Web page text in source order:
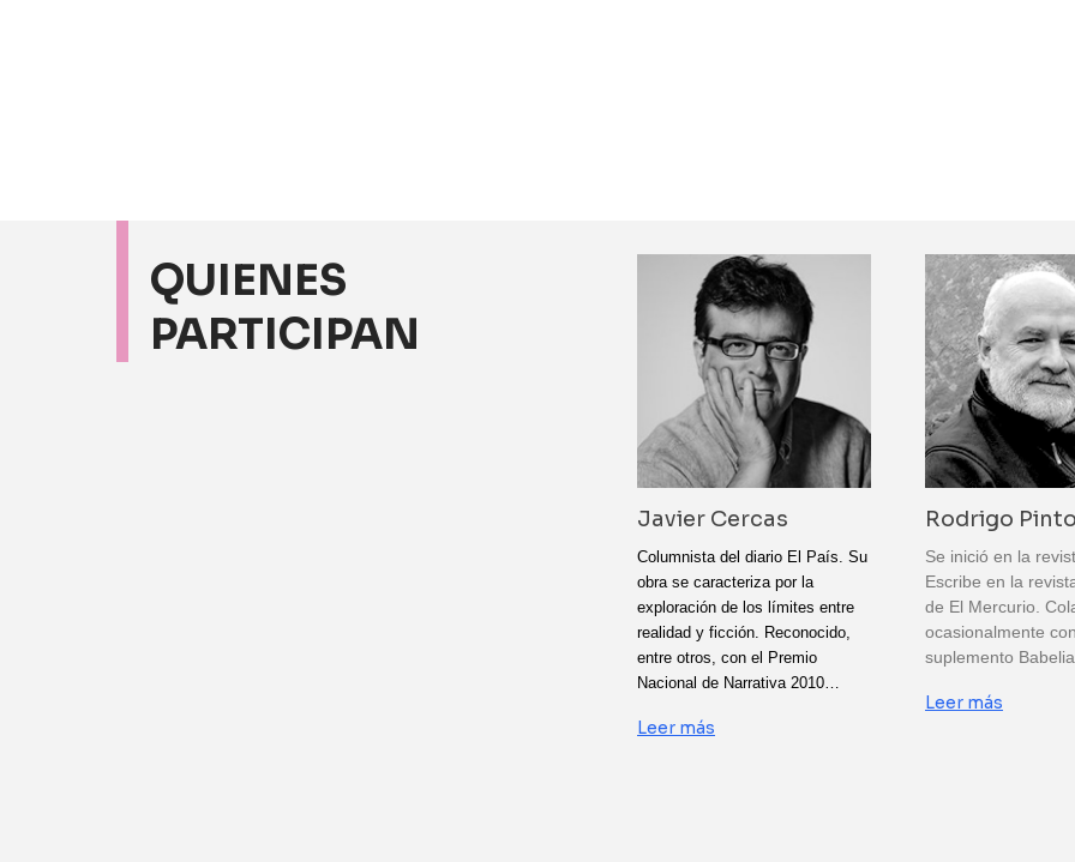
QUIENES
PARTICIPAN
Javier Cercas
Columnista del diario El País. Su
obra se caracteriza por la
exploración de los límites entre
realidad y ficción. Reconocido,
entre otros, con el Premio
Nacional de Narrativa 2010…
Leer más
Rodrigo
Se inició en la
Escribe en la
de El Mercurio.
ocasionalmente
suplemento
Leer más